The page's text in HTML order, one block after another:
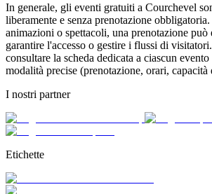
In generale, gli eventi gratuiti a Courchevel
liberamente e senza prenotazione
animazioni o spettacoli, una prenotazione può
garantire l'accesso o gestire i flussi di
consultare la scheda dedicata a ciascun
modalità precise (prenotazione, orari, capacità
I nostri partner
Etichette